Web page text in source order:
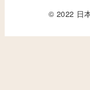
© 2022 日